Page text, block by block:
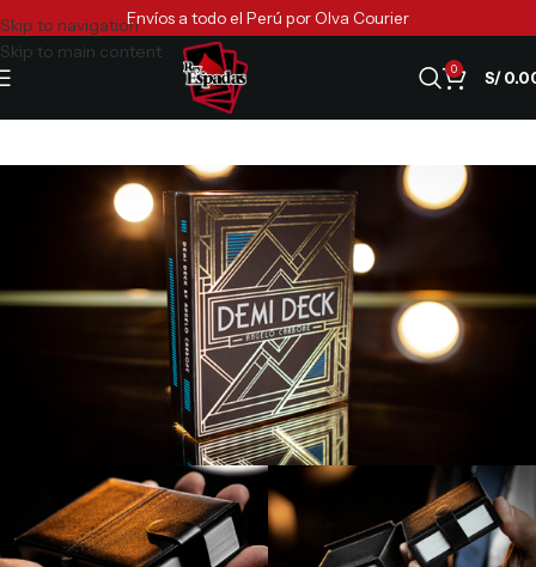
Skip to navigation
Skip to main content
Envíos a todo el Perú por Olva Courier
0 S/